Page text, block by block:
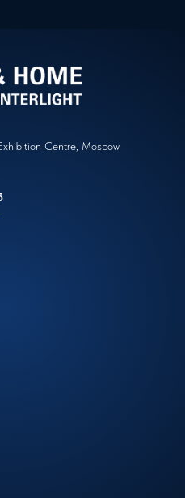
Centre, Moscow